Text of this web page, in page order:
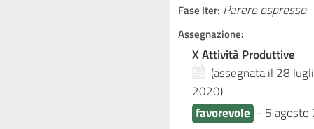
Fase Iter: Parere espresso
Assegnazione:
X Attività Produttive
(assegnata il 28
2020)
favorevole - 5